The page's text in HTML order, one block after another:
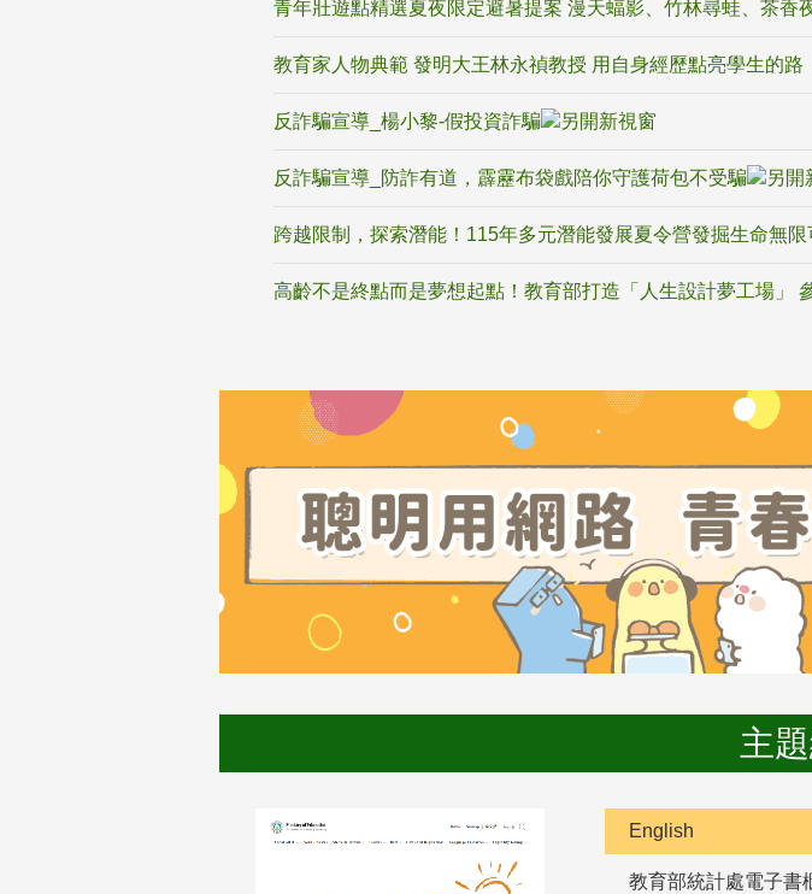
青年壯遊點精選夏夜限定避暑提案 漫天蝠影、竹林尋蛙、茶香
教育家人物典範 發明大王林永禎教授 用自身經歷點亮學生的路
反詐騙宣導_楊小黎-假投資詐騙
反詐騙宣導_防詐有道，霹靂布袋戲陪你守護荷包不受騙
跨越限制，探索潛能！115年多元潛能發展夏令營發掘生命無限
高齡不是終點而是夢想起點！教育部打造「人生設計夢工場」
主
English
教育部統計處電子書